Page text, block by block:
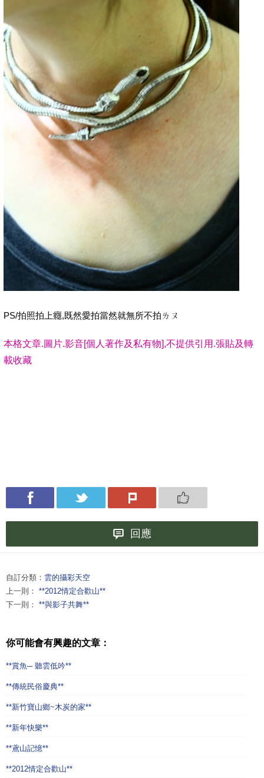
PS/拍照拍上癮,既然愛拍當然就無所不拍ㄌㄡ
本格文章.圖片.影音[個人著作及私有物],不提供引用.張貼及轉
載收藏
回應
自訂分類： 雲的攝彩天空
上一則： **2012情定合歡山**
下一則： **與影子共舞**
你可能會有興趣的文章：
**賞魚─ 聽雲低吟**
**傳統民俗慶典**
**新竹寶山鄉~木炭的家**
**新年快樂**
**鳶山記憶**
**2012情定合歡山**